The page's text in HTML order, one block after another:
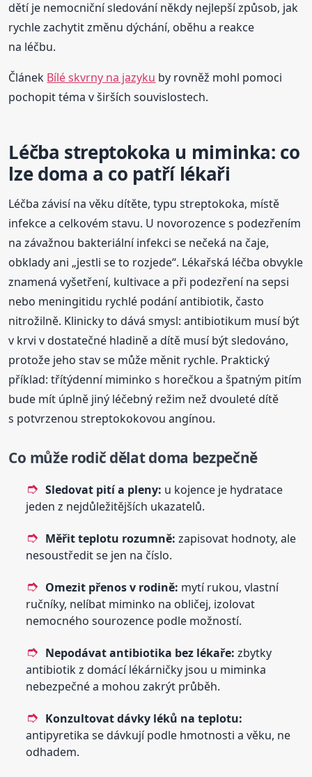
dětí je nemocniční sledování někdy nejlepší způsob, jak
rychle zachytit změnu dýchání, oběhu a reakce
na léčbu.
Článek Bílé skvrny na jazyku by rovněž mohl pomoci
pochopit téma v širších souvislostech.
Léčba streptokoka u miminka: co
lze doma a co patří lékaři
Léčba závisí na věku dítěte, typu streptokoka, místě
infekce a celkovém stavu. U novorozence s podezřením
na závažnou bakteriální infekci se nečeká na čaje,
obklady ani „jestli se to rozjede“. Lékařská léčba obvykle
znamená vyšetření, kultivace a při podezření na sepsi
nebo meningitidu rychlé podání antibiotik, často
nitrožilně. Klinicky to dává smysl: antibiotikum musí být
v krvi v dostatečné hladině a dítě musí být sledováno,
protože jeho stav se může měnit rychle. Praktický
příklad: třítýdenní miminko s horečkou a špatným pitím
bude mít úplně jiný léčebný režim než dvouleté dítě
s potvrzenou streptokokovou angínou.
Co může rodič dělat doma bezpečně
Sledovat pití a pleny: u kojence je hydratace
jeden z nejdůležitějších ukazatelů.
Měřit teplotu rozumně: zapisovat hodnoty, ale
nesoustředit se jen na číslo.
Omezit přenos v rodině: mytí rukou, vlastní
ručníky, nelíbat miminko na obličej, izolovat
nemocného sourozence podle možností.
Nepodávat antibiotika bez lékaře: zbytky
antibiotik z domácí lékárničky jsou u miminka
nebezpečné a mohou zakrýt průběh.
Konzultovat dávky léků na teplotu:
antipyretika se dávkují podle hmotnosti a věku, ne
odhadem.